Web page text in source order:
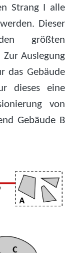
Strang I alle
Dieser
größten
Auslegung
das Gebäude
dieses eine
von
Gebäude B